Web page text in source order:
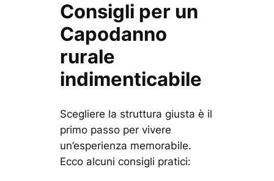
Consigli per un
Capodanno
rurale
indimenticabile
Scegliere la struttura giusta è il
primo passo per vivere
un’esperienza memorabile.
Ecco alcuni consigli pratici: